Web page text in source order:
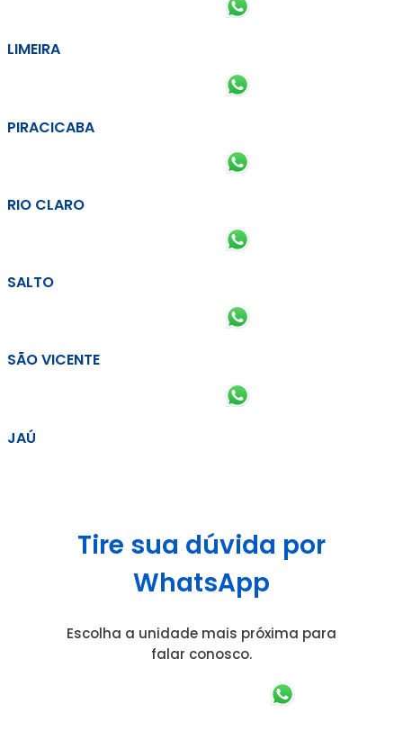
LIMEIRA
PIRACICABA
RIO CLARO
SALTO
SÃO VICENTE
JAÚ
Tire sua dúvida por
WhatsApp
Escolha a unidade mais próxima para
falar conosco.